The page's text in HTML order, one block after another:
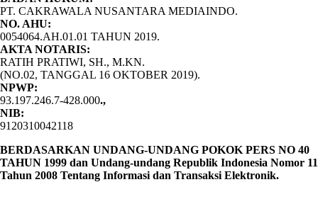
PT. CAKRAWALA NUSANTARA MEDIAINDO.
NO. AHU:
0054064.AH.01.01 TAHUN 2019.
AKTA NOTARIS:
RATIH PRATIWI, SH., M.KN.
(NO.02, TANGGAL 16 OKTOBER 2019).
NPWP:
93.197.246.7-428.000.,
NIB:
9120310042118
BERDASARKAN UNDANG-UNDANG POKOK PERS NO 40
TAHUN 1999 dan Undang-undang Republik Indonesia Nomor 11
Tahun 2008 Tentang Informasi dan Transaksi Elektronik.